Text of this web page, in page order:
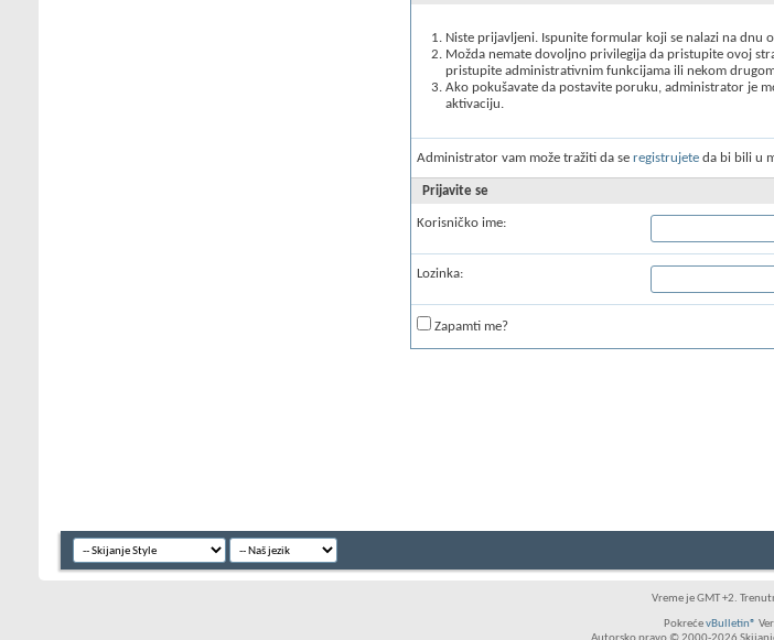
Niste prijavljeni. Ispunite formular koji se nalazi na dnu
Možda nemate dovoljno privilegija da pristupite ovoj
pristupite administrativnim funkcijama ili nekom
Ako pokušavate da postavite poruku, administrator je
aktivaciju.
Administrator vam može tražiti da se registrujete da bi bili u
Prijavite se
Korisničko ime:
Lozinka:
Zapamti me?
Vreme je GMT +2.
PokrećevBulletin®